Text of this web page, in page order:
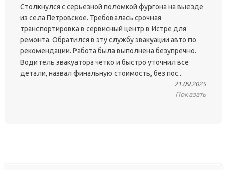
Столкнулся с серьезной поломкой фургона на выезде
из села Петровское. Требовалась срочная
транспортировка в сервисный центр в Истре для
ремонта. Обратился в эту службу эвакуации авто по
рекомендации. Работа была выполнена безупречно.
Водитель эвакуатора четко и быстро уточнил все
детали, назвал финальную стоимость, без пос...
21.09.2025
Показать